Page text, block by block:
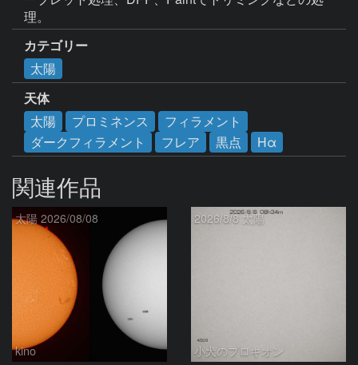
理。
カテゴリー
太陽
天体
太陽
プロミネンス
フィラメント
ダークフィラメント
フレア 黒点 Hα
関連作品
太陽 2026/08/08
kino
2026/8/8 太陽
小犬のプロキオン